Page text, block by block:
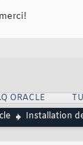
ORACLE
Installation